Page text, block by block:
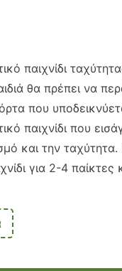
παιχνίδι
θα πρέπει να
που
παιχνίδι που
και την
για 2-4 παίκτες